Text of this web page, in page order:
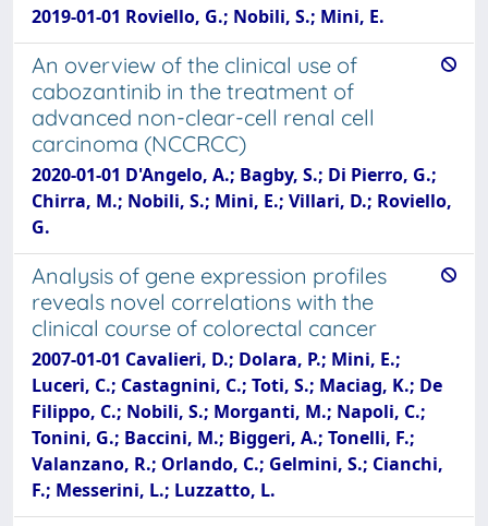
2019-01-01 Roviello, G.; Nobili, S.; Mini, E.
An overview of the clinical use of
cabozantinib in the treatment of
advanced non-clear-cell renal cell
carcinoma (NCCRCC)
2020-01-01 D'Angelo, A.; Bagby, S.; Di Pierro, G.;
Chirra, M.; Nobili, S.; Mini, E.; Villari, D.; Roviello,
G.
Analysis of gene expression profiles
reveals novel correlations with the
clinical course of colorectal cancer
2007-01-01 Cavalieri, D.; Dolara, P.; Mini, E.;
Luceri, C.; Castagnini, C.; Toti, S.; Maciag, K.; De
Filippo, C.; Nobili, S.; Morganti, M.; Napoli, C.;
Tonini, G.; Baccini, M.; Biggeri, A.; Tonelli, F.;
Valanzano, R.; Orlando, C.; Gelmini, S.; Cianchi,
F.; Messerini, L.; Luzzatto, L.